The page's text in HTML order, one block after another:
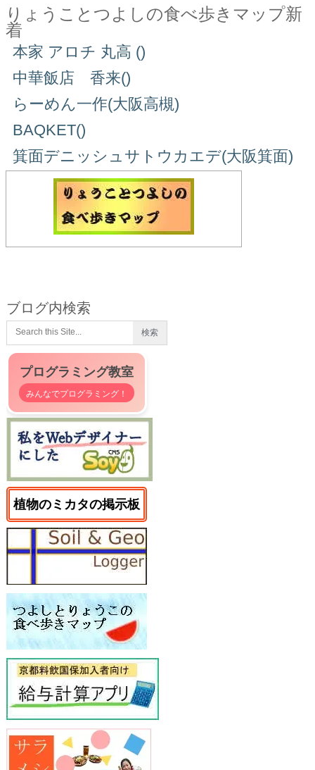
りょうことつよしの食べ歩きマップ新
着
本家 アロチ 丸高 ()
中華飯店 香来()
らーめん一作(大阪高槻)
BAQKET()
箕面デニッシュサトウカエデ(大阪箕面)
ブログ内検索
プログラミング教室
みんなでプログラミング！
植物のミカタの掲示板